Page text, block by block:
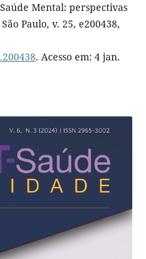
Mental: perspectivas
Paulo, v. 25, e200438,
. Acesso em: 4 jan.